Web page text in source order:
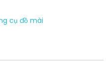
cụ đồ mài